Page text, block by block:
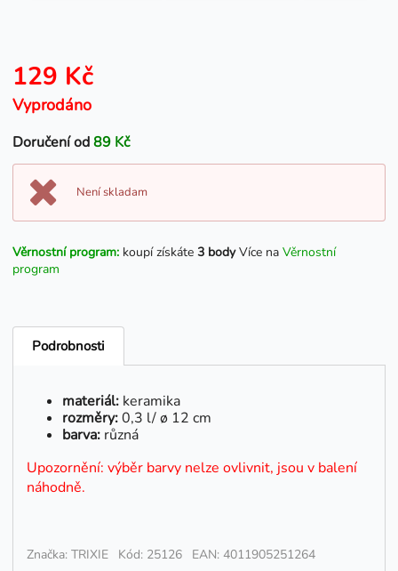
129 Kč
Vyprodáno
Doručení od89 Kč
Není skladam
Věrnostní program: koupí získáte 3 bodyVíce na Věrnostní
program
Podrobnosti
materiál: keramika
rozměry:0,3 l/ ø 12 cm
barva: různá
Upozornění: výběr barvy nelze ovlivnit, jsou v balení
náhodně.
Značka: TRIXIE Kód: 25126 EAN: 4011905251264